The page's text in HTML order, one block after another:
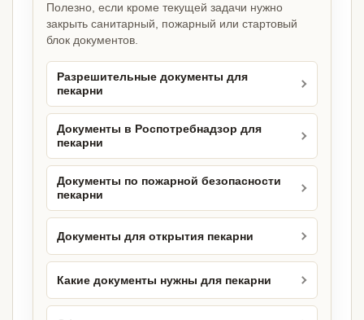
Полезно, если кроме текущей задачи нужно
закрыть санитарный, пожарный или стартовый
блок документов.
Разрешительные документы для
пекарни
Документы в Роспотребнадзор для
пекарни
Документы по пожарной безопасности
пекарни
Документы для открытия пекарни
Какие документы нужны для пекарни